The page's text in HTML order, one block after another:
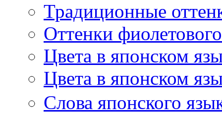
Традиционные
Оттенки
Цвета в японском
Цвета в японском
Слова японского